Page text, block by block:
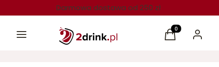
Darmowa dostawa od 250 zł
Menu Produkty w
Koszyk Zaloguj